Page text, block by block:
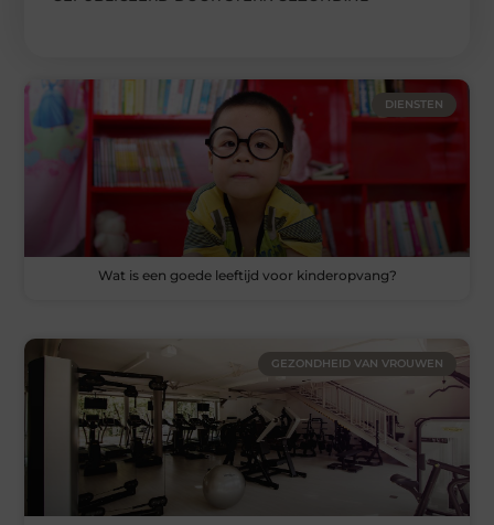
DIENSTEN
Wat is een goede leeftijd voor kinderopvang?
GEZONDHEID VAN VROUWEN